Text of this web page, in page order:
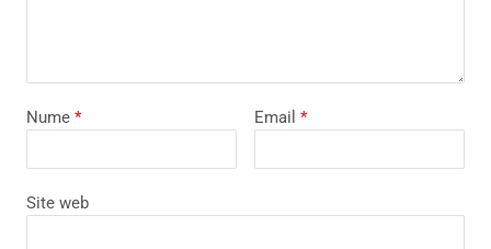
Nume * Email *
Site web